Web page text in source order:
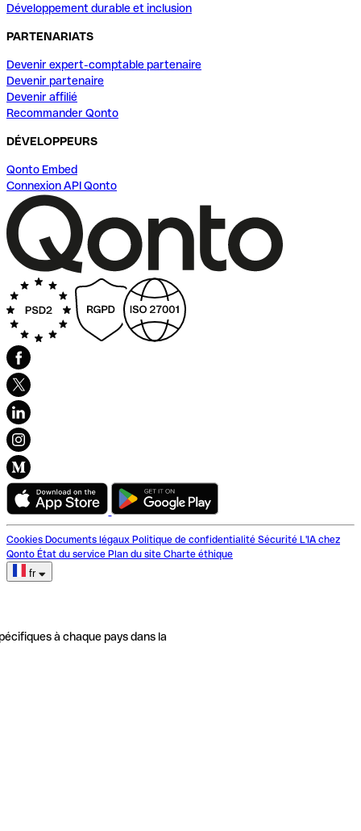
Développement durable et inclusion
PARTENARIATS
Devenir expert-comptable partenaire
Devenir partenaire
Devenir affilié
Recommander Qonto
DÉVELOPPEURS
Qonto Embed
Connexion API Qonto
Cookies Documents légaux Politique de confidentialité Sécurité L'IA chez
Qonto État du service Plan du site Charte éthique
fr
à chaque pays dans la